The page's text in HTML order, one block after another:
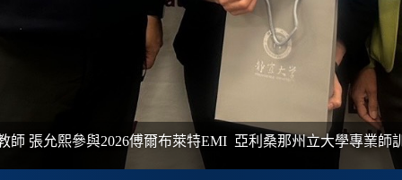
師 張允熙參與2026傅爾布萊特EMI亞利桑那州立大學專業師